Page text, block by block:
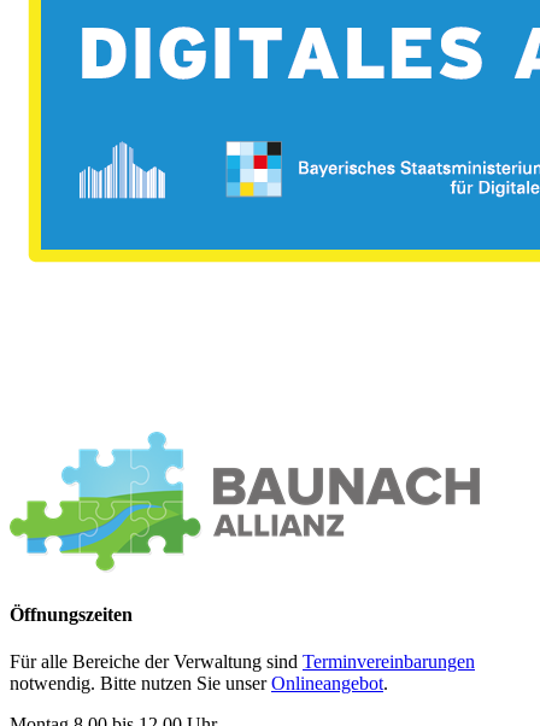
Öffnungszeiten
Für alle Bereiche der Verwaltung sind Terminvereinbarungen
notwendig. Bitte nutzen Sie unserOnlineangebot.